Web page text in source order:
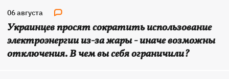
06 августа
Украинцев просят сократить использование
электроэнергии из-за жары - иначе возможны
отключения. В чем вы себя ограничили?